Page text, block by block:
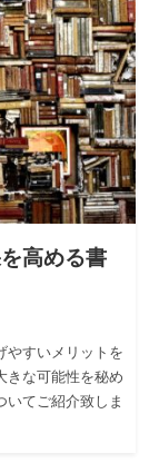
高める書
やすいメリットを
きな可能性を秘め
いてご紹介致しま